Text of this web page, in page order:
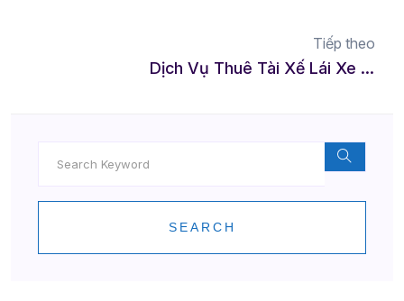
Tiếp theo
Dịch Vụ Thuê Tài Xế Lái Xe Hộ Tại Thái Bình – Giải Pháp Di Chuyển An Toàn, Tiện Lợi
SEARCH